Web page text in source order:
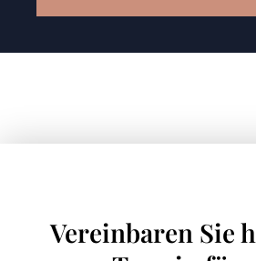
Vereinbaren Sie